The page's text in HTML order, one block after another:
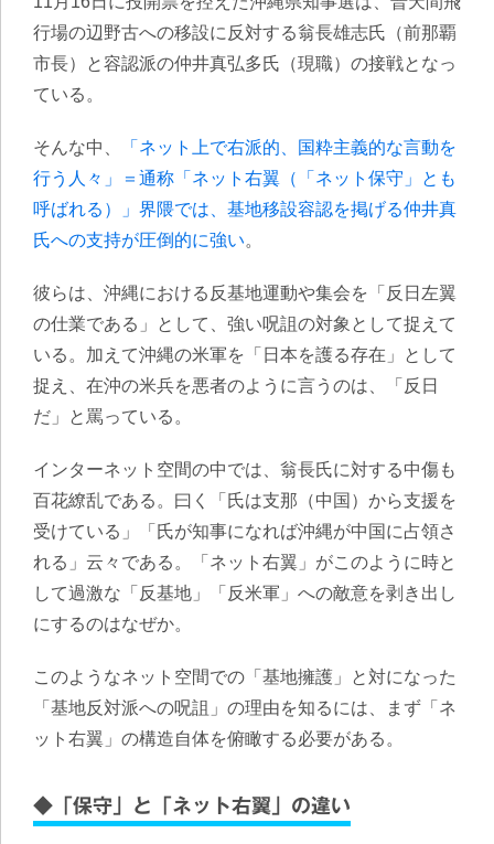
行場の辺野古への移設に反対する翁長雄志氏（前那覇
市長）と容認派の仲井真弘多氏（現職）の接戦となっ
ている。
そんな中、
「ネット上で右派的、国粋主義的な言動を
行う人々」＝通称「ネット右翼（「ネット保守」とも
呼ばれる）」界隈では、基地移設容認を掲げる仲井真
氏への支持が圧倒的に強い。
彼らは、沖縄における反基地運動や集会を「反日左翼
の仕業である」として、強い呪詛の対象として捉えて
いる。加えて沖縄の米軍を「日本を護る存在」として
捉え、在沖の米兵を悪者のように言うのは、「反日
だ」と罵っている。
インターネット空間の中では、翁長氏に対する中傷も
百花繚乱である。曰く「氏は支那（中国）から支援を
受けている」「氏が知事になれば沖縄が中国に占領さ
れる」云々である。「ネット右翼」がこのように時と
して過激な「反基地」「反米軍」への敵意を剥き出し
にするのはなぜか。
このようなネット空間での「基地擁護」と対になった
「基地反対派への呪詛」の理由を知るには、まず「ネ
ット右翼」の構造自体を俯瞰する必要がある。
◆「保守」と「ネット右翼」の違い